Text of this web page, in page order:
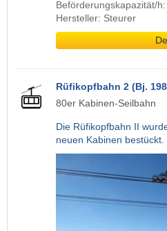
Beförderungskapazität/
Hersteller: Steurer
Rüfikopfbahn 2 (Bj.
80er Kabinen-Seilbahn
Die Rüfikopfbahn II
neuen Kabinen bestückt.